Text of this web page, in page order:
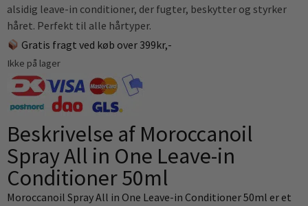
alsidig leave-in conditioner, der fugter, beskytter og styrker
håret. Perfekt til alle hårtyper.
Gratis fragt ved køb over 399kr,-
Ikke på lager
Beskrivelse af Moroccanoil
Spray All in One Leave-in
Conditioner 50ml
Moroccanoil Spray All in One Leave-in Conditioner 50ml er et